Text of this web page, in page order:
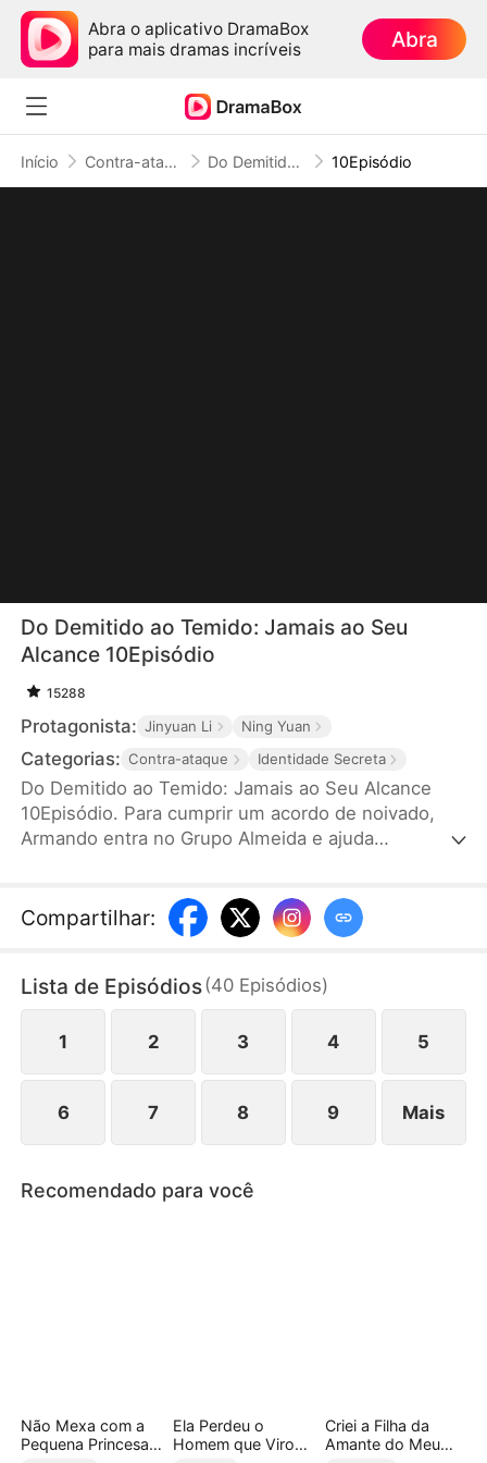
Abra o aplicativo DramaBox
para mais dramas incríveis
Abra
Início Contra-ataque Do Demitido ao Temido: Jamais ao Seu Alcance 10Episódio
Do Demitido ao Temido: Jamais ao Seu
Alcance 10Episódio
15288
Protagonista: Jinyuan Li Ning Yuan
Categorias: Contra-ataque Identidade Secreta
Do Demitido ao Temido: Jamais ao Seu Alcance
10Episódio. Para cumprir um acordo de noivado,
Armando entra no Grupo Almeida e ajuda
humilhações. Ferido, ele pede demissão, rompe o
noivado e desaparece. Logo, sua verdadeira
Medeiros. Com sua saída, o Grupo Almeida
colapsa, e Danila percebe tarde demais o valor do
homem que perdeu.
Compartilhar:
Lista de Episódios(40 Episódios)
1 2 3 4 5
6 7 8 9 Mais
Recomendado para você
Não Mexa com a
Pequena Princesa
Ela Perdeu o
Homem que Virou
Criei a Filha da
Amante do Meu